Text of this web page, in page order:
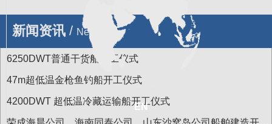
EN
新闻资讯 / News
6250DWT普通干货船开工仪式
47m超低温金枪鱼钓船开工仪式
4200DWT 超低温冷藏运输船开工仪式